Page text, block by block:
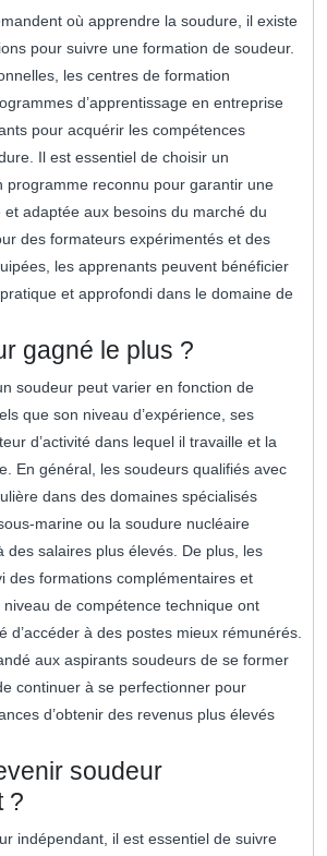
où apprendre la soudure, il existe
pour suivre une formation de soudeur.
les centres de formation
d’apprentissage en entreprise
pour acquérir les compétences
Il est essentiel de choisir un
programme reconnu pour garantir une
adaptée aux besoins du marché du
des formateurs expérimentés et des
les apprenants peuvent bénéficier
et approfondi dans le domaine de
gagné le plus ?
soudeur peut varier en fonction de
que son niveau d’expérience, ses
d’activité dans lequel il travaille et la
En général, les soudeurs qualifiés avec
dans des domaines spécialisés
marine ou la soudure nucléaire
des salaires plus élevés. De plus, les
des formations complémentaires et
de compétence technique ont
d’accéder à des postes mieux rémunérés.
aux aspirants soudeurs de se former
continuer à se perfectionner pour
d’obtenir des revenus plus élevés
soudeur
?
indépendant, il est essentiel de suivre